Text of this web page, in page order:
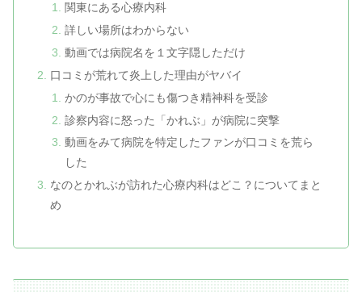
関東にある心療内科
詳しい場所はわからない
動画では病院名を１文字隠しただけ
口コミが荒れて炎上した理由がヤバイ
かのが事故で心にも傷つき精神科を受診
診察内容に怒った「かれぶ」が病院に突撃
動画をみて病院を特定したファンが口コミを荒ら
した
なのとかれぶが訪れた心療内科はどこ？についてまと
め